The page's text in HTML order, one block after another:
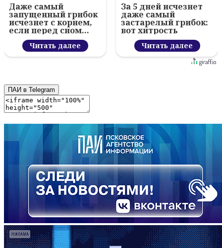
Даже самый
запущенный грибок
исчезнет с корнем,
если перед сном…
Читать далее
За 5 дней исчезнет
даже самый
застарелый грибок:
вот хитрость
Читать далее
ПАИ в Telegram